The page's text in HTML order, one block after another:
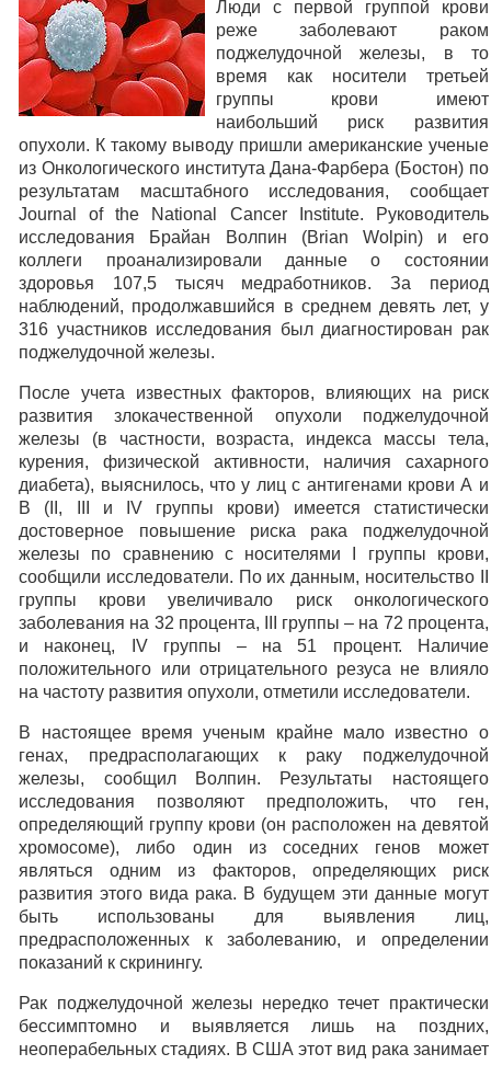
Люди с первой группой крови
реже заболевают раком
поджелудочной железы, в то
время как носители третьей
группы крови имеют
наибольший риск развития
опухоли. К такому выводу пришли американские ученые
из Онкологического института Дана-Фарбера (Бостон) по
результатам масштабного исследования, сообщает
Journal of the National Cancer Institute. Руководитель
исследования Брайан Волпин (Brian Wolpin) и его
коллеги проанализировали данные о состоянии
здоровья 107,5 тысяч медработников. За период
наблюдений, продолжавшийся в среднем девять лет, у
316 участников исследования был диагностирован рак
поджелудочной железы.
После учета известных факторов, влияющих на риск
развития злокачественной опухоли поджелудочной
железы (в частности, возраста, индекса массы тела,
курения, физической активности, наличия сахарного
диабета), выяснилось, что у лиц с антигенами крови А и
В (II, III и IV группы крови) имеется статистически
достоверное повышение риска рака поджелудочной
железы по сравнению с носителями I группы крови,
сообщили исследователи. По их данным, носительство II
группы крови увеличивало риск онкологического
заболевания на 32 процента, III группы – на 72 процента,
и наконец, IV группы – на 51 процент. Наличие
положительного или отрицательного резуса не влияло
на частоту развития опухоли, отметили исследователи.
В настоящее время ученым крайне мало известно о
генах, предрасполагающих к раку поджелудочной
железы, сообщил Волпин. Результаты настоящего
исследования позволяют предположить, что ген,
определяющий группу крови (он расположен на девятой
хромосоме), либо один из соседних генов может
являться одним из факторов, определяющих риск
развития этого вида рака. В будущем эти данные могут
быть использованы для выявления лиц,
предрасположенных к заболеванию, и определении
показаний к скринингу.
Рак поджелудочной железы нередко течет практически
бессимптомно и выявляется лишь на поздних,
неоперабельных стадиях. В США этот вид рака занимает